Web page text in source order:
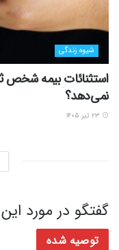
شیوه زندگی
استثنائات بیمه شخص
نمی‌دهد؟
گفتگو در مورد این post
توصیه شده